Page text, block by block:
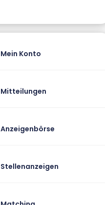
Mein Konto
Mitteilungen
Anzeigenbörse
Stellenanzeigen